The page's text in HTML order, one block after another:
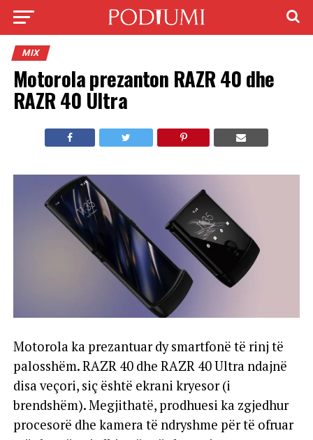
MIX
Motorola prezanton RAZR 40 dhe
RAZR 40 Ultra
Motorola ka prezantuar dy smartfonë të rinj të
palosshëm. RAZR 40 dhe RAZR 40 Ultra ndajnë
disa veçori, siç është ekrani kryesor (i
brendshëm). Megjithatë, prodhuesi ka zgjedhur
procesorë dhe kamera të ndryshme për të ofruar